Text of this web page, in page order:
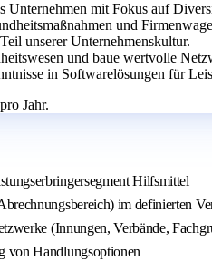
Unternehmen mit Fokus auf
und
unserer Unternehmenskultur.
und baue wertvolle
in Softwarelösungen für
Jahr.
Hilfsmittel
im definierten
(Innungen, Verbände,
von Handlungsoptionen